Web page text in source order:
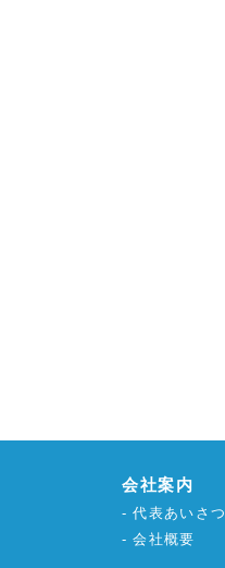
会社案内
代表あいさつ
会社概要